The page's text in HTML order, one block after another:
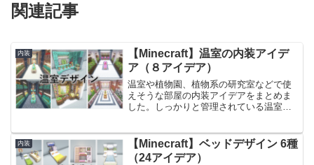
関連記事
内装
【Minecraft】温室の内装アイデ
ア（８アイデア）
温室や植物園、植物系の研究室などで使
えそうな部屋の内装アイデアをまとめま
した。しっかりと管理されている温室風
しています。前回作った、部屋の内装ア
イデアはこちらです。【M...
内装
【Minecraft】ベッドデザイン 6種
（24アイデア）